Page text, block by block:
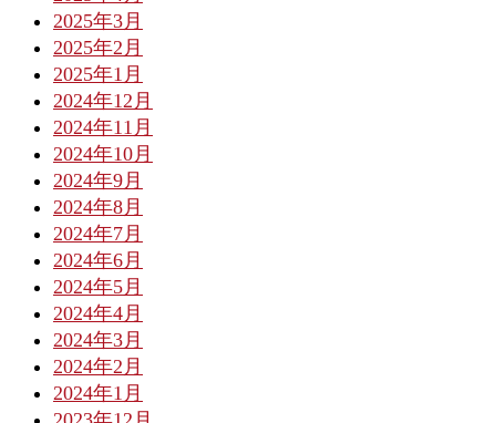
2025年3月
2025年2月
2025年1月
2024年12月
2024年11月
2024年10月
2024年9月
2024年8月
2024年7月
2024年6月
2024年5月
2024年4月
2024年3月
2024年2月
2024年1月